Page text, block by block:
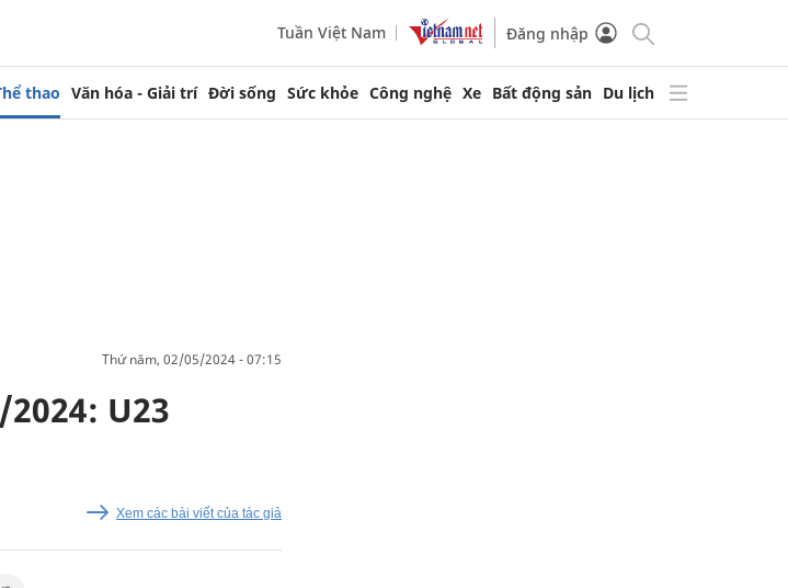
Tuần Việt Nam Đăng nhập
thao Văn hóa - Giải trí Đời sống Sức khỏe Công nghệ Xe Bất động sản Du lịch
thứ năm, 02/05/2024 - 07:15
U23
Xem các bài viết của tác giả